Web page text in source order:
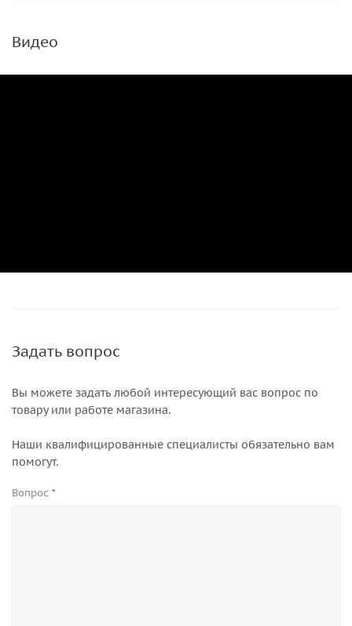
Видео
Задать вопрос
Вы можете задать любой интересующий вас вопрос по
товару или работе магазина.
Наши квалифицированные специалисты обязательно вам
помогут.
Вопрос *